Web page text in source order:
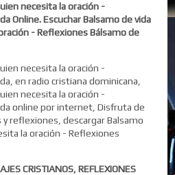
necesita la oración -
Online. Escuchar Balsamo de vida
- Reflexiones Bálsamo de
necesita la oración -
en radio cristiana dominicana,
necesita la oración -
online por internet, Disfruta de
reflexiones, descargar Balsamo
la oración - Reflexiones
CRISTIANOS, REFLEXIONES